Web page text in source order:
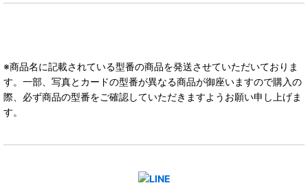
※商品名に記載されている型番の商品を発送させていただいておりま
す。一部、写真とカードの型番が異なる商品が御座いますので購入の
際、必ず商品の型番をご確認していただきますようお願い申し上げま
す。